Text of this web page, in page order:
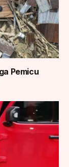
Pemicu